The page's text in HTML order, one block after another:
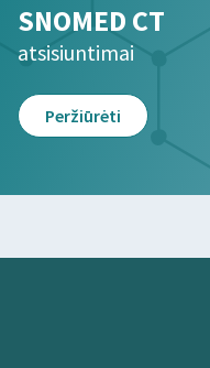
SNOMED CT
atsisiuntimai
Peržiūrėti